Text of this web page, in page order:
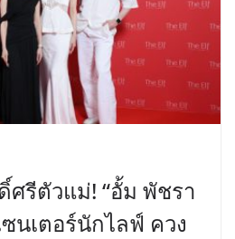
รีตัวแม่! “อั้ม พัชรา
นเตอร์นักไลฟ์ ควง